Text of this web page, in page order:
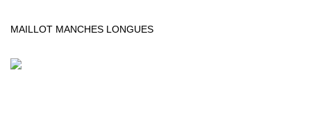
MAILLOT MANCHES LONGUES